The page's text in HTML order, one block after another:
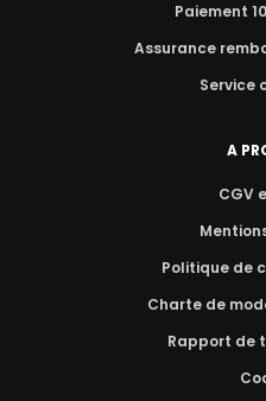
Paiement
Assurance
Service
A
CGV
Politique de
Charte de
Rapport de